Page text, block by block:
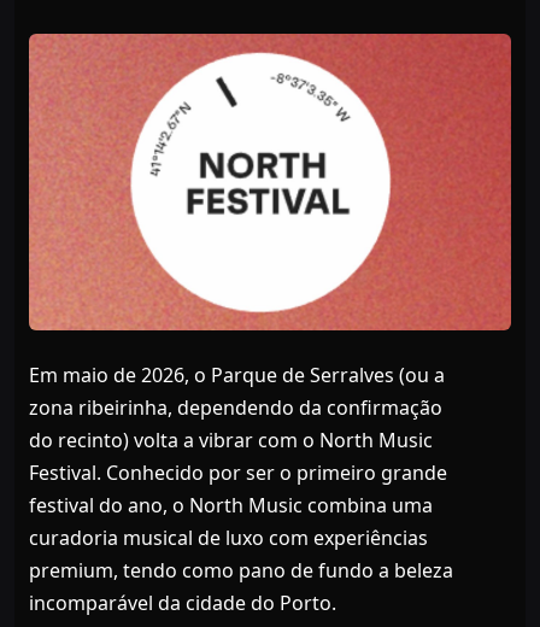
Em maio de 2026, o Parque de Serralves (ou a
zona ribeirinha, dependendo da confirmação
do recinto) volta a vibrar com o North Music
Festival. Conhecido por ser o primeiro grande
festival do ano, o North Music combina uma
curadoria musical de luxo com experiências
premium, tendo como pano de fundo a beleza
incomparável da cidade do Porto.